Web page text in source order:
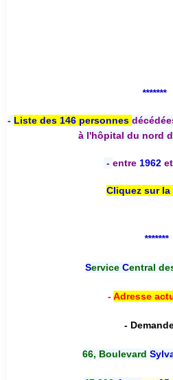
*******
- Liste des 146 personnes
à l'hôpital du nord
- entre 1962 et
Cliquez sur
*******
Service Central
-Adresse
-
66, Boulevard